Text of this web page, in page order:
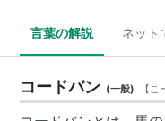
言葉の解説 ネット
コードバン (一般) 【こ